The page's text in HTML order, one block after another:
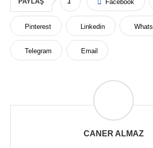
Facebook
Pinterest Linkedin
Telegram Email
CANER ALMAZ